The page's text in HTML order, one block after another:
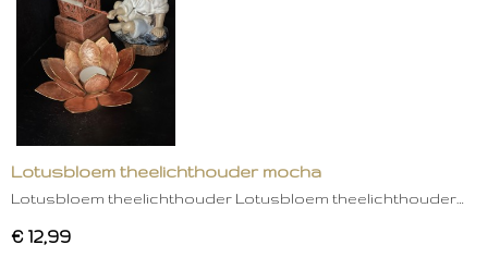
Lotusbloem theelichthouder mocha
Lotusbloem theelichthouder Lotusbloem theelichthouder…
€ 12,99